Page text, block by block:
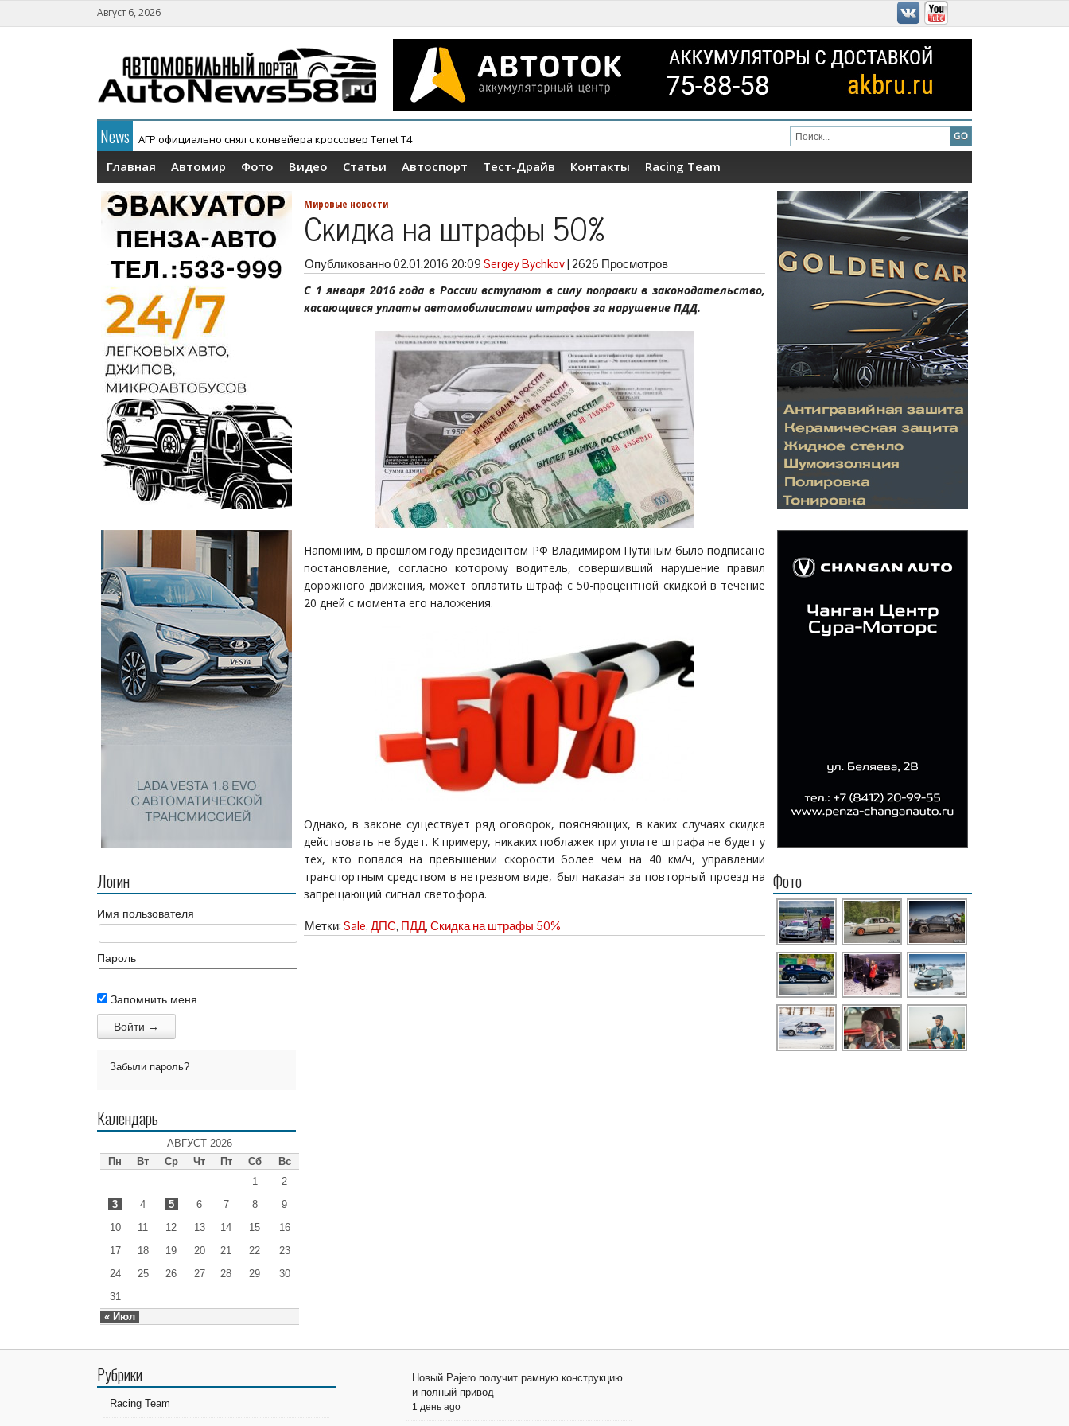
Август 6, 2026
News АГР официально снял с конвейера кроссовер Tenet T4
Главная Автомир Фото Видео Статьи Автоспорт Тест-Драйв Контакты Racing Team
Логин
Имя пользователя
Пароль
Запомнить меня
Забыли пароль?
Календарь
АВГУСТ 2026
Пн
Вт Ср Чт Пт Сб Вс
« Июл
1
2
3
4 5 6 7 8
9
10
11 12 13 14 15
16
17
18 19 20 21 22
23
24
25 26 27 28 29
30
31
Мировые новости
Скидка на штрафы 50%
Опубликованно02.01.2016 20:09 Sergey Bychkov| 2626 Просмотров
С 1 января 2016 года в России вступают в силу поправки в законодательство,
касающиеся уплаты автомобилистами штрафов за нарушение ПДД.
Напомним, в прошлом году президентом РФ Владимиром Путиным было подписано
постановление, согласно которому водитель, совершивший нарушение правил
дорожного движения, может оплатить штраф с 50-процентной скидкой в течение
20 дней с момента его наложения.
Однако, в законе существует ряд оговорок, поясняющих, в каких случаях скидка
действовать не будет. К примеру, никаких поблажек при уплате штрафа не будет у
тех, кто попался на превышении скорости более чем на 40 км/ч, управлении
транспортным средством в нетрезвом виде, был наказан за повторный проезд на
запрещающий сигнал светофора.
Метки: Sale, ДПС, ПДД, Скидка на штрафы 50%
Фото
Рубрики
Racing Team
Новый Pajero получит рамную конструкцию
и полный привод
1 день ago